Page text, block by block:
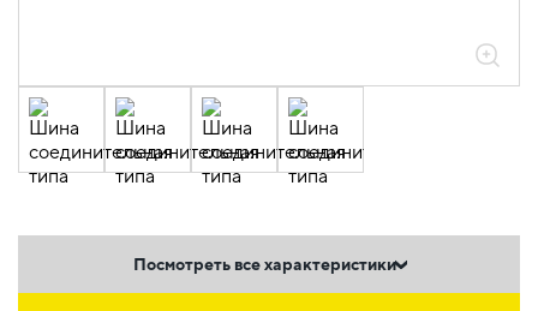
Посмотреть все характеристики